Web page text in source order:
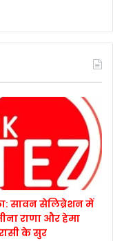
सावन सेलिब्रेशन में
राणा और हेमा
के सुर